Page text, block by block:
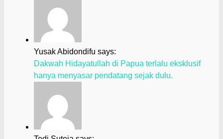
Yusak Abidondifu says:
Dakwah Hidayatullah di Papua terlalu eksklusif
hanya menyasar pendatang sejak dulu.